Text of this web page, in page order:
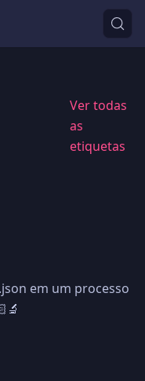
Ver todas
as
etiquetas
em um processo